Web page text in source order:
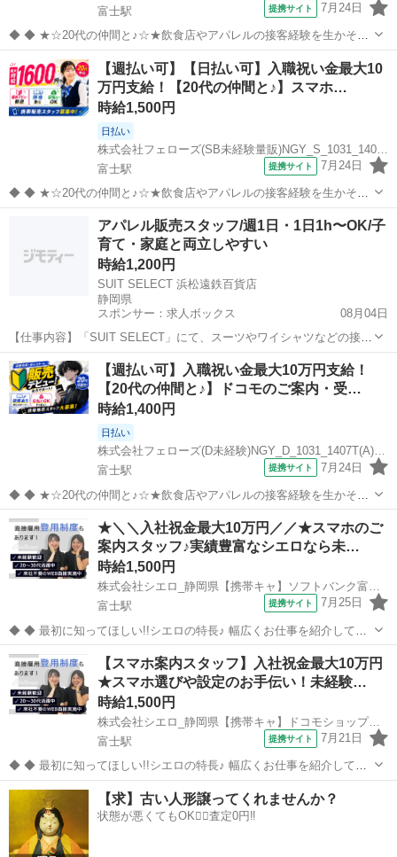
富士駅
提携サイト 7月24日
◆ ◆ ★☆20代の仲間と♪☆★飲食店やアパレルの接客経験を生かそ
う!! 携帯販売って難しそう・・という方でも安心！ みんな飲食店やコ
ンビニの接客経験者◎ 未経験の方が大半を占めるお仕事なんです(=ﾟ
ωﾟ)ﾉ 【スピー...
富士市 富士駅 携帯ショップ
【週払い可】【日払い可】入職祝い金最大10
万円支給！【20代の仲間と♪】スマホ…
時給1,500円
日払い
株式会社フェローズ(SB未経験量販)NGY_S_1031_1407T(A)(NGY)
富士駅
提携サイト 7月24日
◆ ◆ ★☆20代の仲間と♪☆★飲食店やアパレルの接客経験を生かそ
う!! 携帯販売って難しそう・・という方でも安心！ みんな飲食店やコ
ンビニの接客経験者◎ 未経験の方が大半を占めるお仕事なんです(=ﾟ
富士市 富士駅 携帯ショップ
アパレル販売スタッフ/週1日・1日1h〜OK/子
育て・家庭と両立しやすい
時給1,200円
SUIT SELECT 浜松遠鉄百貨店
静岡県
スポンサー：求人ボックス
08月04日
【仕事内容】「SUIT SELECT」にて、スーツやワイシャツなどの接
客・販売業務全般をお任せします。 ただ商品を売るのではなく、お客
様の人生の大切なイベント(入学式、結婚式、卒園式など)に寄り添い、
30分〜1時間かけて丁寧に1着...
アルバイト・パート
【週払い可】入職祝い金最大10万円支給！
【20代の仲間と♪】ドコモのご案内・受…
時給1,400円
日払い
株式会社フェローズ(D未経験)NGY_D_1031_1407T(A)(NGY)
富士駅
提携サイト 7月24日
◆ ◆ ★☆20代の仲間と♪☆★飲食店やアパレルの接客経験を生かそ
う!! みんな知っているドコモのお仕事(^^) 携帯販売って難しそう・・
という方でも安心。 みんな飲食店やコンビニの接客経験者なんです◎
週5で安定×し...
静岡 富士駅 携帯ショップ
★＼＼入社祝金最大10万円／／★スマホのご
案内スタッフ♪実績豊富なシエロなら未…
時給1,500円
富士駅
提携サイト 7月25日
◆ ◆ 最初に知ってほしい!!シエロの特長♪ 幅広くお仕事を紹介してい
る当社！ 専任のコーディネーターがあなたの希望をしっかりお伺いし
て、お仕事探しに丁寧に向き合います！ ＼＼うれしい高収入×週払い♪
／／ 高収入でしっか...
静岡 携帯ショップ
【スマホ案内スタッフ】入社祝金最大10万円
★スマホ選びや設定のお手伝い！未経験…
時給1,500円
株式会社シエロ_静岡県【携帯キャ】ドコモショップ富士南店/AF5
富士駅
提携サイト 7月21日
◆ ◆ 最初に知ってほしい!!シエロの特長♪ 幅広くお仕事を紹介してい
る当社！ 専任のコーディネーターがあなたの希望をしっかりお伺いし
て、お仕事探しに丁寧に向き合います！ ＼＼うれしい高収入×週払い♪
／／ 高収入でしっか...
静岡 富士市 富士駅 携帯ショップ
【求】古い人形譲ってくれませんか？
状態が悪くてもOK🙆‍♀️査定0円‼️